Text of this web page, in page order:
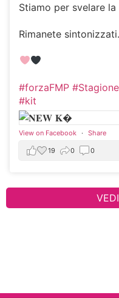
Stiamo per svelare
Rimanete sintonizzati.
#forzaFMP
#kit
View on Facebook · Share
19 0 0